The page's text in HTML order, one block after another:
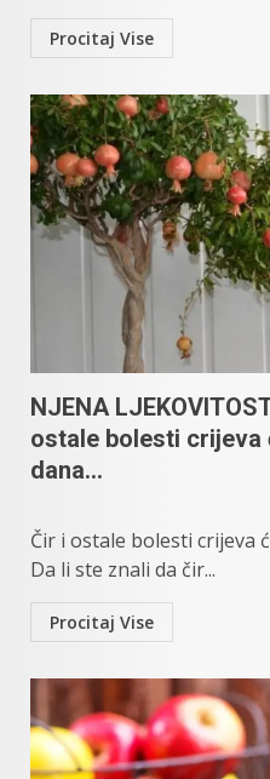
Procitaj Vise
NJENA
ostale bolesti crijeva
dana…
Čir i ostale bolesti crijeva
Da li ste znali da čir...
Procitaj Vise